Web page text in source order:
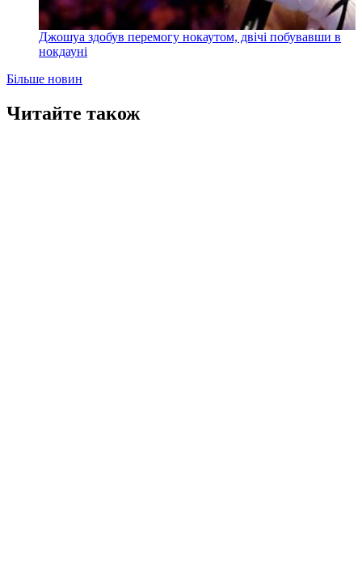
Джошуа здобув перемогу нокаутом, двічі побувавши в
нокдауні
Більше новин
Читайте також